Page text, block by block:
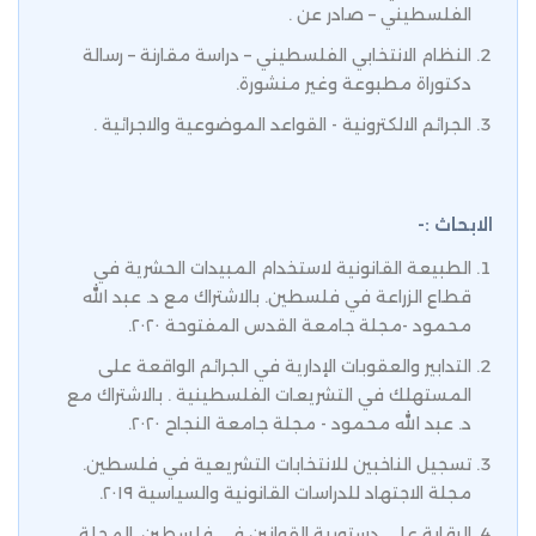
الفلسطيني – صادر عن .
النظام الانتخابي الفلسطيني – دراسة مقارنة – رسالة
دكتوراة مطبوعة وغير منشورة.
الجرائم الالكترونية - القواعد الموضوعية والاجرائية .
الابحاث :-
الطبيعة القانونية لاستخدام المبيدات الحشرية في
قطاع الزراعة في فلسطين. بالاشتراك مع د. عبد الله
محمود -مجلة جامعة القدس المفتوحة ٢٠٢٠.
التدابير والعقوبات الإدارية في الجرائم الواقعة على
المستهلك في التشريعات الفلسطينية . بالاشتراك مع
د. عبد الله محمود - مجلة جامعة النجاح ٢٠٢٠.
تسجيل الناخبين للانتخابات التشريعية في فلسطين.
مجلة الاجتهاد للدراسات القانونية والسياسية ٢٠١٩.